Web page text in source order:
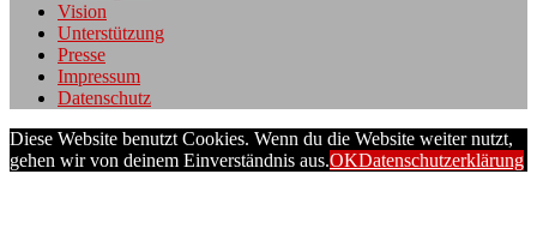
Vision
Unterstützung
Presse
Impressum
Datenschutz
Diese Website benutzt Cookies. Wenn du die Website weiter nutzt,
gehen wir von deinem Einverständnis aus.OKDatenschutzerklärung